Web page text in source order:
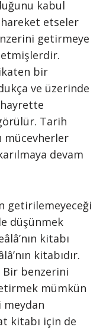
kabul
etseler
getirmeye
bir
ve üzerinde
Tarih
mücevherler
devam
getirilemeyeceği
düşünmek
kitabı
kitabıdır.
Bir benzerini
mümkün
meydan
kitabı için de